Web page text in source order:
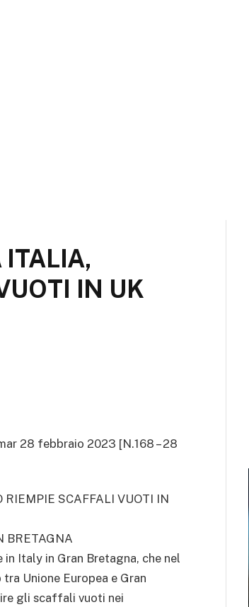
IN UK
28 febbraio 2023 [N.168 – 28
SCAFFALI VUOTI IN
BRETAGNA
Italy in Gran Bretagna, che nel
Unione Europea e Gran
gli scaffali vuoti nei